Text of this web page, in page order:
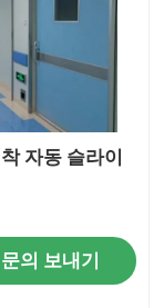
자동 슬라이
문의 보내기